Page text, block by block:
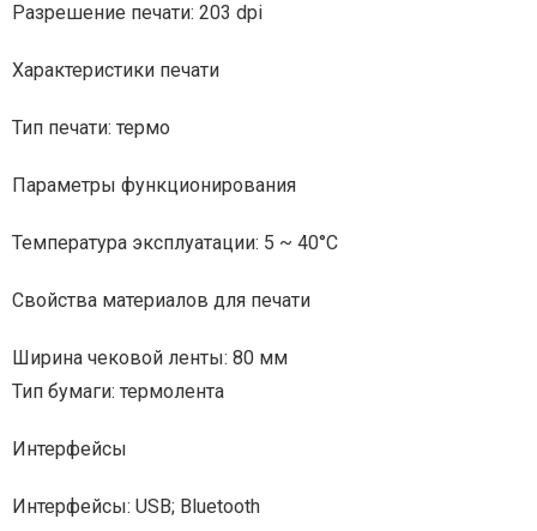
Разрешение печати: 203 dpi
Характеристики печати
Тип печати: термо
Параметры функционирования
Температура эксплуатации: 5 ~ 40°C
Свойства материалов для печати
Ширина чековой ленты: 80 мм
Тип бумаги: термолента
Интерфейсы
Интерфейсы: USB; Bluetooth